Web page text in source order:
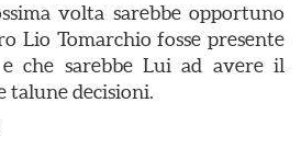
volta sarebbe opportuno
Lio Tomarchio fosse presente
che sarebbe Lui ad avere il
talune decisioni.